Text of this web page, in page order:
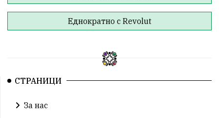
Еднократно с Revolut
СТРАНИЦИ
За нас